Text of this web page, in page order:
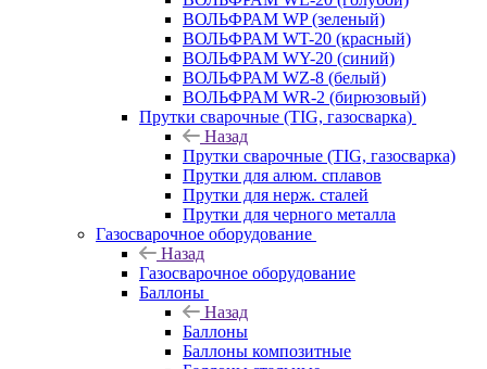
ВОЛЬФРАМ WP (зеленый)
ВОЛЬФРАМ WT-20 (красный)
ВОЛЬФРАМ WY-20 (синий)
ВОЛЬФРАМ WZ-8 (белый)
ВОЛЬФРАМ WR-2 (бирюзовый)
Прутки сварочные (TIG, газосварка)
Назад
Прутки сварочные (TIG, газосварка)
Прутки для алюм. сплавов
Прутки для нерж. сталей
Прутки для черного металла
Газосварочное оборудование
Назад
Газосварочное оборудование
Баллоны
Назад
Баллоны
Баллоны композитные